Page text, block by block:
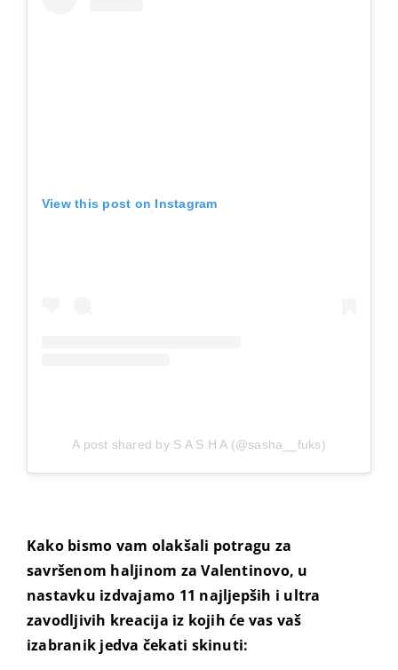
View this post on Instagram
A post shared by S A S H A (@sasha__fuks)
Kako bismo vam olakšali potragu za
savršenom haljinom za Valentinovo, u
nastavku izdvajamo 11 najljepših i ultra
zavodljivih kreacija iz kojih će vas vaš
izabranik jedva čekati skinuti: